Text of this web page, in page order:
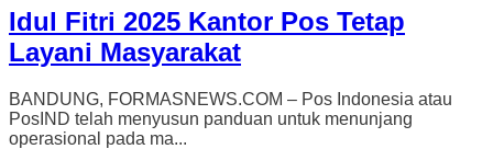
Idul Fitri 2025 Kantor Pos Tetap
Layani Masyarakat
BANDUNG, FORMASNEWS.COM – Pos Indonesia atau
PosIND telah menyusun panduan untuk menunjang
operasional pada ma...